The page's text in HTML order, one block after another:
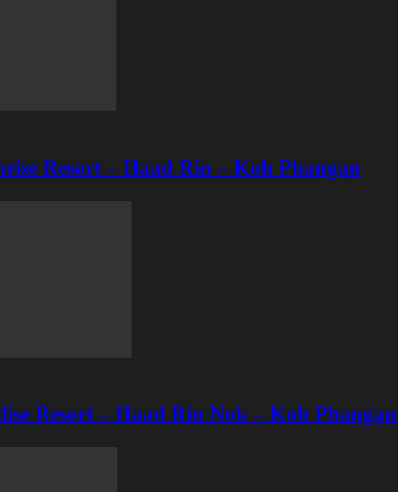
Resort – Haad Rin – Koh Phangan
Resort – Haad Rin Nok – Koh Phangan